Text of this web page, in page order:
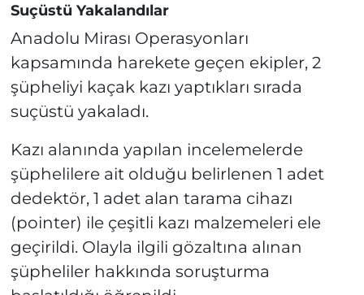
Suçüstü Yakalandılar
Anadolu Mirası Operasyonları
kapsamında harekete geçen ekipler, 2
şüpheliyi kaçak kazı yaptıkları sırada
suçüstü yakaladı.
Kazı alanında yapılan incelemelerde
şüphelilere ait olduğu belirlenen 1 adet
dedektör, 1 adet alan tarama cihazı
(pointer) ile çeşitli kazı malzemeleri ele
geçirildi. Olayla ilgili gözaltına alınan
şüpheliler hakkında soruşturma